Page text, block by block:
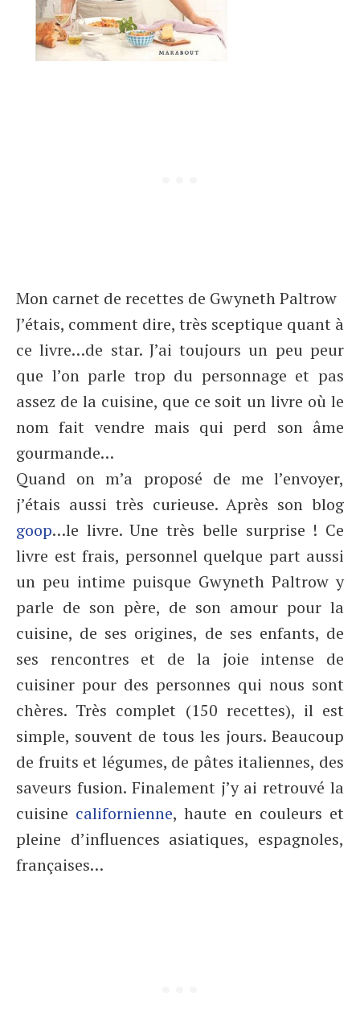
Mon carnet de recettes de Gwyneth Paltrow
J’étais, comment dire, très sceptique quant à
ce livre…de star. J’ai toujours un peu peur
que l’on parle trop du personnage et pas
assez de la cuisine, que ce soit un livre où le
nom fait vendre mais qui perd son âme
gourmande…
Quand on m’a proposé de me l’envoyer,
j’étais aussi très curieuse. Après son blog
goop…le livre. Une très belle surprise ! Ce
livre est frais, personnel quelque part aussi
un peu intime puisque Gwyneth Paltrow y
parle de son père, de son amour pour la
cuisine, de ses origines, de ses enfants, de
ses rencontres et de la joie intense de
cuisiner pour des personnes qui nous sont
chères. Très complet (150 recettes), il est
simple, souvent de tous les jours. Beaucoup
de fruits et légumes, de pâtes italiennes, des
saveurs fusion. Finalement j’y ai retrouvé la
cuisine californienne, haute en couleurs et
pleine d’influences asiatiques, espagnoles,
françaises…